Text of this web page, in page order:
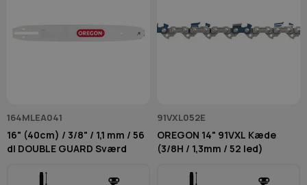
164MLEA041
16" (40cm) / 3/8" / 1,1 mm / 56
dl DOUBLE GUARD Sværd
91VXL052E
OREGON 14" 91VXL Kæde
(3/8H / 1,3mm / 52 led)